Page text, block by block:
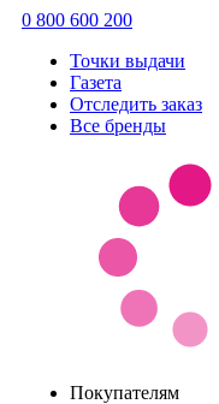
0 800 600 200
Точки выдачи
Газета
Отследить заказ
Все бренды
Покупателям